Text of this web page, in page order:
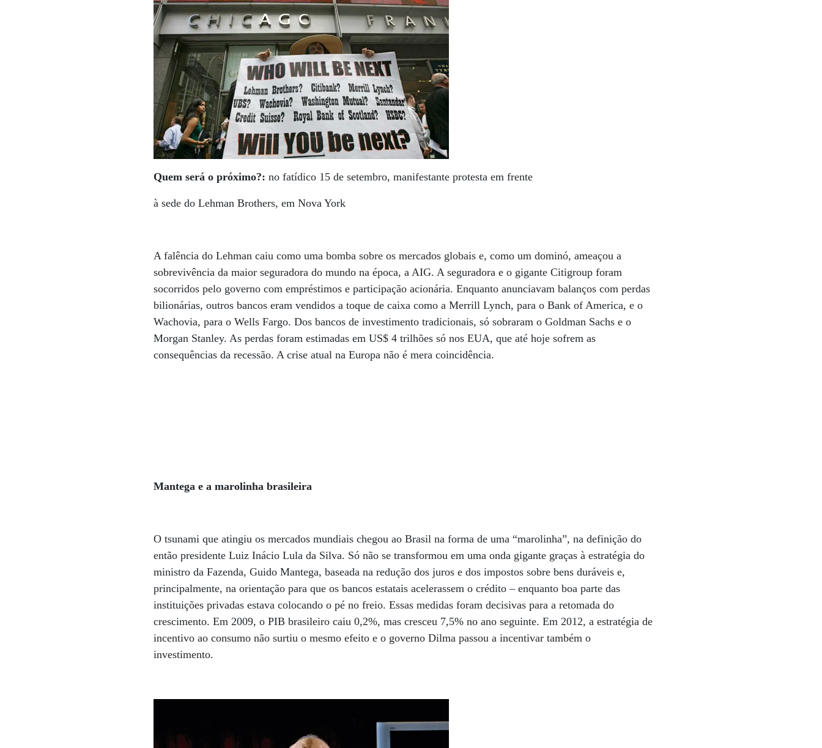
Quem será o próximo?:no fatídico 15 de setembro, manifestante protesta em frente
à sede do Lehman Brothers, em Nova York
A falência do Lehman caiu como uma bomba sobre os mercados globais e, como um dominó, ameaçou a
sobrevivência da maior seguradora do mundo na época, a AIG. A seguradora e o gigante Citigroup foram
socorridos pelo governo com empréstimos e participação acionária. Enquanto anunciavam balanços com perdas
bilionárias, outros bancos eram vendidos a toque de caixa como a Merrill Lynch, para o Bank of America, e o
Wachovia, para o Wells Fargo. Dos bancos de investimento tradicionais, só sobraram o Goldman Sachs e o
Morgan Stanley. As perdas foram estimadas em US$ 4 trilhões só nos EUA, que até hoje sofrem as
consequências da recessão. A crise atual na Europa não é mera coincidência.
Mantega e a marolinha brasileira
O tsunami que atingiu os mercados mundiais chegou ao Brasil na forma de uma “marolinha”, na definição do
então presidente Luiz Inácio Lula da Silva. Só não se transformou em uma onda gigante graças à estratégia do
ministro da Fazenda, Guido Mantega, baseada na redução dos juros e dos impostos sobre bens duráveis e,
principalmente, na orientação para que os bancos estatais acelerassem o crédito – enquanto boa parte das
instituições privadas estava colocando o pé no freio. Essas medidas foram decisivas para a retomada do
crescimento. Em 2009, o PIB brasileiro caiu 0,2%, mas cresceu 7,5% no ano seguinte. Em 2012, a estratégia de
incentivo ao consumo não surtiu o mesmo efeito e o governo Dilma passou a incentivar também o
investimento.